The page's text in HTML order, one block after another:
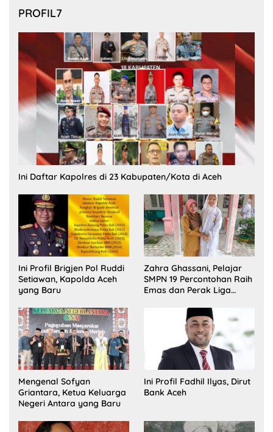
PROFIL7
Ini Daftar Kapolres di 23 Kabupaten/Kota di Aceh
Ini Profil Brigjen Pol Ruddi
Setiawan, Kapolda Aceh
yang Baru
Zahra Ghassani, Pelajar
SMPN 19 Percontohan Raih
Emas dan Perak Liga
Mengenal Sofyan
Griantara, Ketua Keluarga
Negeri Antara yang Baru
Ini Profil Fadhil Ilyas, Dirut
Bank Aceh